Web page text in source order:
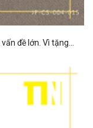
đề lớn. Vì tặng...